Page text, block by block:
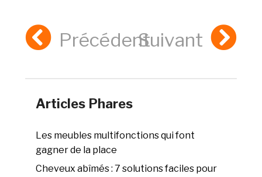
PrécédentSuivant
Articles Phares
Les meubles multifonctions qui font
gagner de la place
Cheveux abîmés : 7 solutions faciles pour